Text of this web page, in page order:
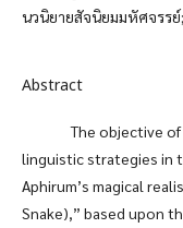
นวนิยายสัจนิยมมหัศจรร
Abstract
The objective of
linguistic strategies in
Aphirum’s magical
Snake),” based upon